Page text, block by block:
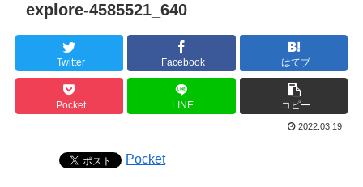
explore-4585521_640
Twitter Facebook はてブ
Pocket LINE コピー
2022.03.19
Pocket